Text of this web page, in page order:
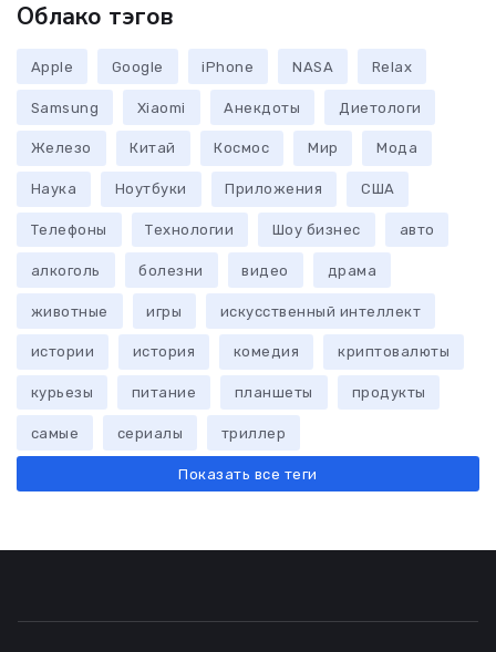
Облако тэгов
Apple Google iPhone NASA Relax
Samsung Xiaomi Анекдоты Диетологи
Железо Китай Космос Мир Мода
Наука Ноутбуки Приложения США
Телефоны Технологии Шоу бизнес авто
алкоголь болезни видео драма
животные игры искусственный интеллект
истории история комедия криптовалюты
курьезы питание планшеты продукты
самые сериалы триллер
Показать все теги